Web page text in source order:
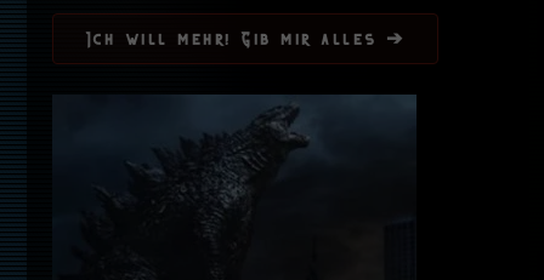
Ich will mehr! Gib mir alles ➔